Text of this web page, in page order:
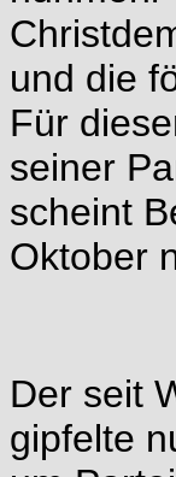
und die
Für
seiner
scheint
Oktober
Der seit
gipfelte